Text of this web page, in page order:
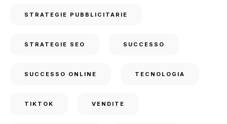
STRATEGIE PUBBLICITARIE
STRATEGIE SEO SUCCESSO
SUCCESSO ONLINE TECNOLOGIA
TIKTOK VENDITE